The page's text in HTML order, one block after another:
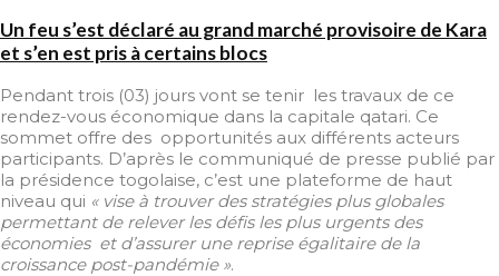
Un feu s’est déclaré au grand marché provisoire de Kara
et s’en est pris à certains blocs
Pendant trois (03) jours vont se tenir les travaux de ce
rendez-vous économique dans la capitale qatari. Ce
sommet offre des opportunités aux différents acteurs
participants. D’après le communiqué de presse publié par
la présidence togolaise, c’est une plateforme de haut
niveau qui « vise à trouver des stratégies plus globales
permettant de relever les défis les plus urgents des
économies et d’assurer une reprise égalitaire de la
croissance post-pandémie ».